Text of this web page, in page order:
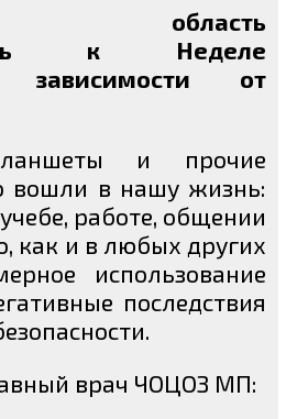
область
к Неделе
зависимости от
и прочие
вошли в нашу жизнь:
работе, общении
как и в любых других
использование
последствия
врач ЧОЦОЗ МП: